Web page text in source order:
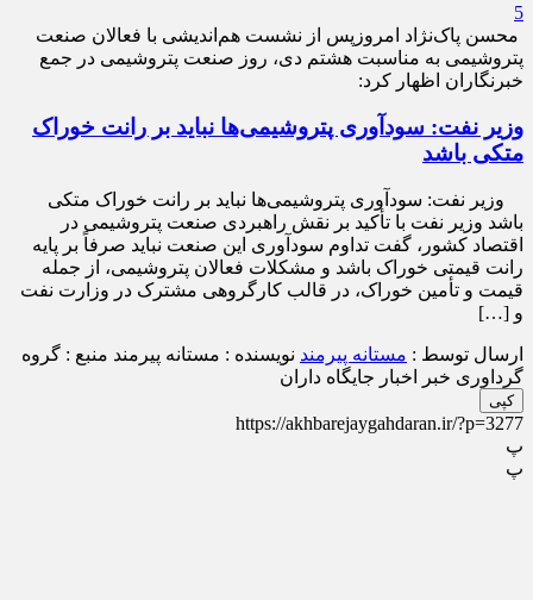
5
محسن پاک‌نژاد امروزپس از نشست هم‌اندیشی با فعالان صنعت
پتروشیمی به مناسبت هشتم دی، روز صنعت پتروشیمی در جمع
خبرنگاران اظهار کرد:
وزیر نفت: سودآوری پتروشیمی‌ها نباید بر رانت خوراک
متکی باشد
وزیر نفت: سودآوری پتروشیمی‌ها نباید بر رانت خوراک متکی
باشد وزیر نفت با تأکید بر نقش راهبردی صنعت پتروشیمی در
اقتصاد کشور، گفت تداوم سودآوری این صنعت نباید صرفاً بر پایه
رانت قیمتی خوراک باشد و مشکلات فعالان پتروشیمی، از جمله
قیمت و تأمین خوراک، در قالب کارگروهی مشترک در وزارت نفت
و […]
ارسال توسط : مستانه پیرمند نویسنده : مستانه پیرمند منبع : گروه
گرداوری خبر اخبار جایگاه داران
کپی
https://akhbarejaygahdaran.ir/?p=3277
پ
پ